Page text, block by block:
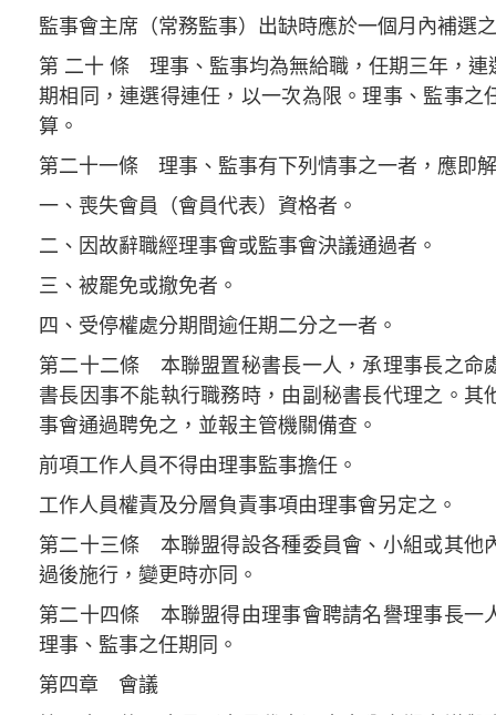
監事會主席（常務監事）出缺時應於一個月內補選
第 二十 條 理事、監事均為無給職，任期三年，
期相同，連選得連任，以一次為限。理事、監事
算。
第二十一條 理事、監事有下列情事之一者，應即
一、喪失會員（會員代表）資格者。
二、因故辭職經理事會或監事會決議通過者。
三、被罷免或撤免者。
四、受停權處分期間逾任期二分之一者。
第二十二條 本聯盟置秘書長一人，承理事長之命
書長因事不能執行職務時，由副秘書長代理之。
事會通過聘免之，並報主管機關備查。
前項工作人員不得由理事監事擔任。
工作人員權責及分層負責事項由理事會另定之。
第二十三條 本聯盟得設各種委員會、小組或其他
過後施行，變更時亦同。
第二十四條 本聯盟得由理事會聘請名譽理事長一
理事、監事之任期同。
第四章 會議